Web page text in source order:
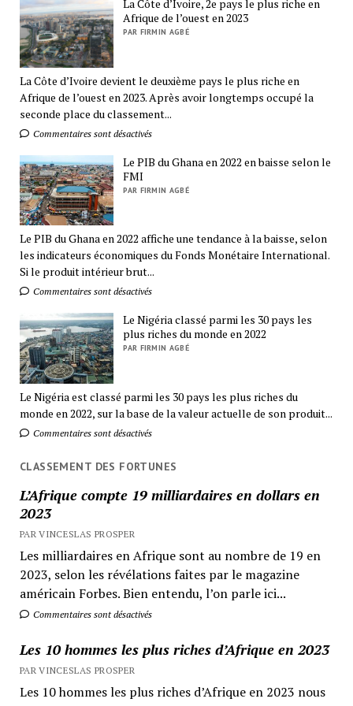
La Côte d’Ivoire, 2e pays le plus riche en
Afrique de l’ouest en 2023
PAR FIRMIN AGBÉ
La Côte d’Ivoire devient le deuxième pays le plus riche en
Afrique de l’ouest en 2023. Après avoir longtemps occupé la
seconde place du classement...
Commentaires sont désactivés
Le PIB du Ghana en 2022 en baisse selon le
FMI
PAR FIRMIN AGBÉ
Le PIB du Ghana en 2022 affiche une tendance à la baisse, selon
les indicateurs économiques du Fonds Monétaire International.
Si le produit intérieur brut...
Commentaires sont désactivés
Le Nigéria classé parmi les 30 pays les
plus riches du monde en 2022
PAR FIRMIN AGBÉ
Le Nigéria est classé parmi les 30 pays les plus riches du
monde en 2022, sur la base de la valeur actuelle de son produit...
Commentaires sont désactivés
CLASSEMENT DES FORTUNES
L’Afrique compte 19 milliardaires en dollars en
2023
PAR VINCESLAS PROSPER
Les milliardaires en Afrique sont au nombre de 19 en
2023, selon les révélations faites par le magazine
américain Forbes. Bien entendu, l’on parle ici...
Commentaires sont désactivés
Les 10 hommes les plus riches d’Afrique en 2023
PAR VINCESLAS PROSPER
Les 10 hommes les plus riches d’Afrique en 2023 nous